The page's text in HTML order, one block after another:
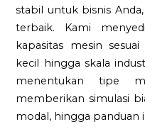
stabil untuk bisnis
terbaik. Kami
kapasitas mesin
kecil hingga skala
menentukan tipe
memberikan simulasi
modal, hingga panduan